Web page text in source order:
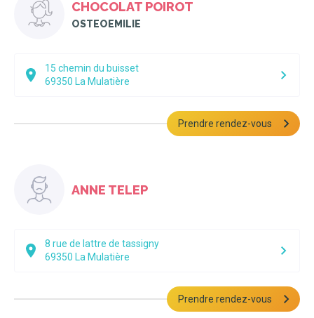
CHOCOLAT POIROT
OSTEOEMILIE
15 chemin du buisset
69350 La Mulatière
Prendre rendez-vous
ANNE TELEP
8 rue de lattre de tassigny
69350 La Mulatière
Prendre rendez-vous